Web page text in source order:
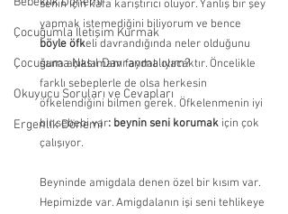
Çocuğumla İletişim Kurmak
Çocuğuma Nasıl Davranmalıyım?
Okuyucu Soruları ve Cevapları
Ergenlik Dönemi
senin için kafa karıştırıcı oluyor. Yanlış bir şey
yapmak istemediğini biliyorum ve bence
böyle öfkeli davrandığında neler olduğunu
sana açıklamam faydalı olacaktır. Öncelikle
farklı sebeplerle de olsa herkesin
öfkelendiğini bilmen gerek. Öfkelenmenin iyi
bir sebebi var: beynin seni korumak için çok
çalışıyor.
Beyninde amigdala denen özel bir kısım var.
Hepimizde var. Amigdalanın işi seni tehlikeye